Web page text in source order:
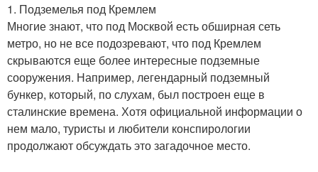
1. Подземелья под Кремлем
Многие знают, что под Москвой есть обширная сеть
метро, но не все подозревают, что под Кремлем
скрываются еще более интересные подземные
сооружения. Например, легендарный подземный
бункер, который, по слухам, был построен еще в
сталинские времена. Хотя официальной информации о
нем мало, туристы и любители конспирологии
продолжают обсуждать это загадочное место.